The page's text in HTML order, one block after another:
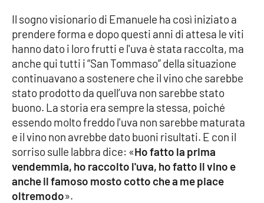
Il sogno visionario di Emanuele ha così iniziato a
prendere forma e dopo questi anni di attesa le viti
hanno dato i loro frutti e l'uva è stata raccolta, ma
anche qui tutti i “San Tommaso” della situazione
continuavano a sostenere che il vino che sarebbe
stato prodotto da quell’uva non sarebbe stato
buono. La storia era sempre la stessa, poiché
essendo molto freddo l'uva non sarebbe maturata
e il vino non avrebbe dato buoni risultati. E con il
sorriso sulle labbra dice: «Ho fatto la prima
vendemmia, ho raccolto l'uva, ho fatto il vino e
anche il famoso mosto cotto che a me piace
oltremodo».